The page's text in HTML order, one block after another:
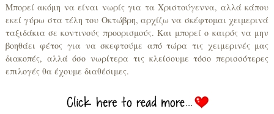
Μπορεί ακόμη να είναι νωρίς για τα Χριστούγεννα, αλλά κάπου
εκεί γύρω στα τέλη του Οκτώβρη, αρχίζω να σκέφτομαι χειμερινά
ταξιδάκια σε κοντινούς προορισμούς. Και μπορεί ο καιρός να μην
βοηθάει φέτος για να σκεφτούμε από τώρα τις χειμερινές μας
διακοπές, αλλά όσο νωρίτερα τις κλείσουμε τόσο περισσότερες
επιλογές θα έχουμε διαθέσιμες.